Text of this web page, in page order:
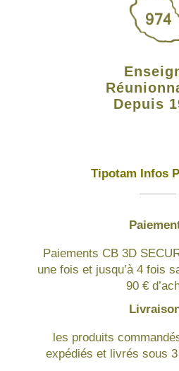
Depuis
Tipotam Infos
Paiements CB 3D
une fois et jusqu’à 4 fois
90 €
les produits
expédiés et livrés sous